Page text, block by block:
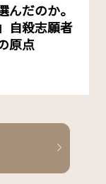
んだのか。
自殺志願者
原点